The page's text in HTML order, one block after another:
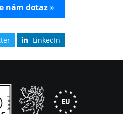
nám dotaz »
LinkedIn